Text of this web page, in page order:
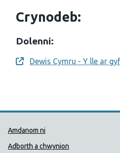
Crynodeb:
Dolenni:
Opens a new window
Dewis Cymru - Y lle ar
Dolenni Cymorth
Amdanom ni
Adborth a chwynion